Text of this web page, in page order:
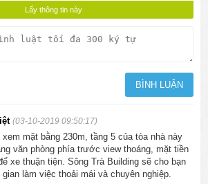
(03-10-2019 09:50:17)
xem mặt bằng 230m, tầng 5 của tòa nhà này
văn phòng phía trước view thoáng, mặt tiền
xe thuận tiện. Sông Trà Building sẽ cho bạn
gian làm việc thoải mái và chuyên nghiệp.